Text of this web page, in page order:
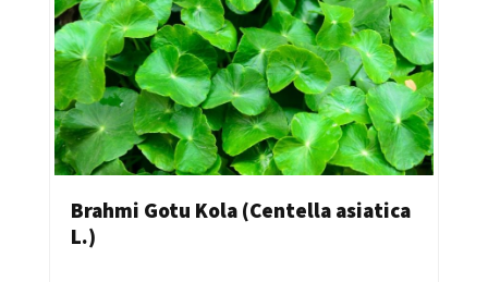
Brahmi Gotu Kola (Centella asiatica
L.)